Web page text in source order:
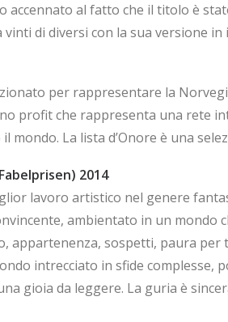
accennato al fatto che il titolo è
di diversi con la sua versione in
per rappresentare la
profit che rappresenta una rete
mondo. La lista d’Onore è una
2014
lavoro artistico nel genere
ambientato in un
appartenenza, sospetti, paura
intrecciato in sfide
gioia da leggere. La guria è